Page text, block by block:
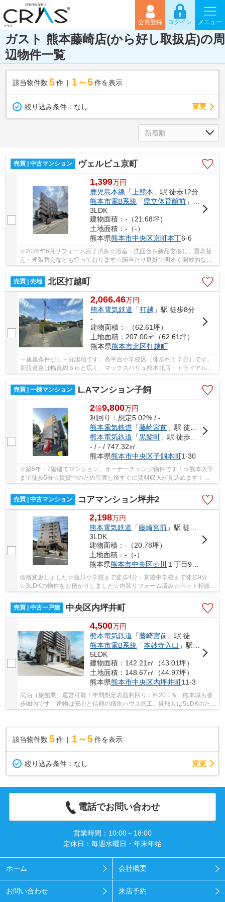
会員登録 ログイン メニュー
ガスト 熊本藤崎店(から好し取扱店)の周
辺物件一覧
該当物件数 5件 1～5 件を表示
絞り込み条件： なし 変更
売買 | 中古マンション ヴェルビュ京町
1,399万円
鹿児島本線 「上熊本 」駅 徒歩12分
熊本市電B系統「県立体育館前」駅 徒歩16分
3LDK
建物面積：-（21.68坪）
土地面積：-（-）
熊本県熊本市中央区京町本丁6-6
☆2026年6月リフォーム完了済み☆浴室・洗面台を新品交換し、畳表替
え・襖張替えなども行っております☆陽当たり良好で明るく開放的な住
売買 | 売地
北区打越町
2,066.46万円
熊本電気鉄道 「打越 」駅 徒歩8分
-
建物面積：-（62.61坪）
土地面積：207.00㎡（62.61坪）
熊本県熊本市北区打越町
～建築条件なし～分譲地です。高平台小学校区（徒歩約１７分）です。
新設道路は幅員約６ｍと広く、マックスバリュ熊本北店・トライアル清
売買 | 一棟マンション
L.Aマンション子飼
2億9,800万円
利回り：想定5.02% / -
熊本電気鉄道 「藤崎宮前」駅 徒歩15分
熊本電気鉄道 「黒髪町」駅 徒歩17分
- / - / 747.32㎡
熊本県熊本市中央区子飼本町1-30
☆築5年・7階建てマンション、オーナーチェンジ物件です！☆熊本大学
まで徒歩5分☆賃貸中のため引渡し後すぐに賃料収入が見込めます！
☆【子飼橋】バス停まで徒歩5分☆生活利便施設へのアク...
売買 | 中古マンション
コアマンション坪井2
2,198万円
熊本電気鉄道 「藤崎宮前 」駅 徒歩13分
3LDK
建物面積：-（20.78坪）
土地面積：-（-）
熊本県熊本市中央区壺川 １丁目9-32
価格変更しました☆壺川小学校まで徒歩4分・京陵中学校まで徒歩9分
☆3LDKの物件をお預かりしました☆内装リフォーム済み☆ペット相談可
☆南向き日当たり良好！☆キッチンには勝手口あり☆壺川...
売買 | 中古一戸建
中央区内坪井町
4,500万円
熊本電気鉄道 「藤崎宮前 」駅 徒歩12分
熊本市電B系統 「本妙寺入口 」駅 徒歩14分
5LDK
建物面積：142.21㎡（43.01坪）
土地面積：148.67㎡（44.97坪）
熊本県熊本市中央区内坪井町11-3
民泊（旅館業）運営可能！年間想定表面利回り：約20.1％、熊本城も徒
歩圏内です。建物は安心と信頼の積水ハウス施工。間取りは5LDKのため
「大人数・ファミリー層」の受け入れで高単価...
該当物件数 5件 1～5 件を表示
絞り込み条件： なし 変更
電話でお問い合わせ
営業時間：10:00～18:00
定休日：毎週水曜日・年末年始
ホーム 会社概要
お問い合わせ 来店予約